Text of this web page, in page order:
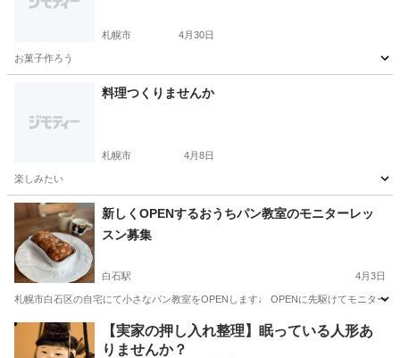
札幌市 4月30日
お菓子作ろう
お菓子
料理つくりませんか
札幌市 4月8日
楽しみたい
北海道 札幌市 その他
新しくOPENするおうちパン教室のモニターレッ
スン募集
白石駅 4月3日
札幌市白石区の自宅にて小さなパン教室をOPENします♩ OPENに先駆けてモニター
北海道 札幌市 白石駅 パン レッスン
【実家の押し入れ整理】眠っている人形あ
りませんか？